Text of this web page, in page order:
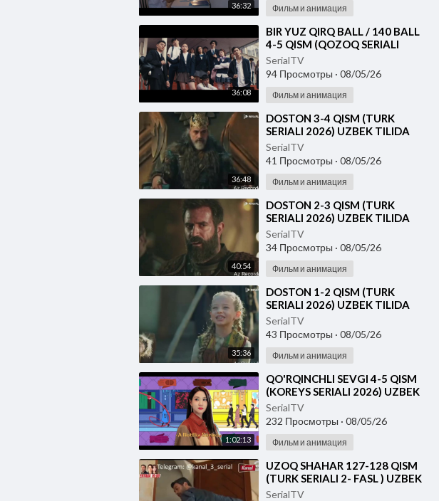
36:32 Фильм и анимация
36:08
⁣⁣BIR YUZ QIRQ BALL / 140 BALL
4-5 QISM (QOZOQ SERIALI
2026) UZBEK TILIDA
SerialTV
94 Просмотры · 08/05/26
Фильм и анимация
36:48
⁣DOSTON 3-4 QISM (TURK
SERIALI 2026) UZBEK TILIDA
SerialTV
41 Просмотры · 08/05/26
Фильм и анимация
40:54
⁣DOSTON 2-3 QISM (TURK
SERIALI 2026) UZBEK TILIDA
SerialTV
34 Просмотры · 08/05/26
Фильм и анимация
35:36
⁣DOSTON 1-2 QISM (TURK
SERIALI 2026) UZBEK TILIDA
SerialTV
43 Просмотры · 08/05/26
Фильм и анимация
1:02:13
⁣⁣QO'RQINCHLI SEVGI 4-5 QISM
(KOREYS SERIALI 2026) UZBEK
TILIDA
SerialTV
232 Просмотры · 08/05/26
Фильм и анимация
⁣UZOQ SHAHAR 127-128 QISM
(TURK SERIALI 2- FASL ) UZBEK
TILIDA
SerialTV